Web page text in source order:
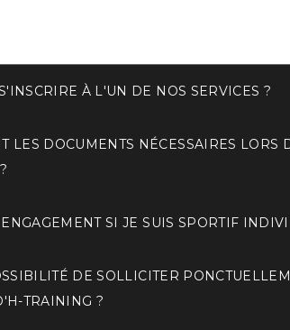
À L'UN DE NOS SERVICES ?
LES DOCUMENTS NÉCESSAIRES LORS
SI JE SUIS SPORTIF
DE SOLLICITER
TRAINING ?